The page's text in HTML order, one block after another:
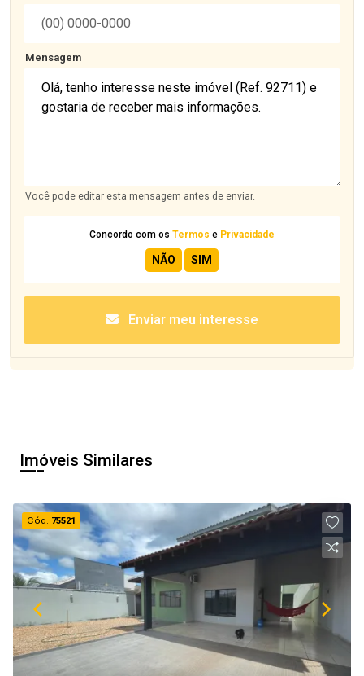
Mensagem
Você pode editar esta mensagem antes de enviar.
Concordo com os Termos e Privacidade
Enviar meu interesse
Imóveis Similares
Cód. 75521